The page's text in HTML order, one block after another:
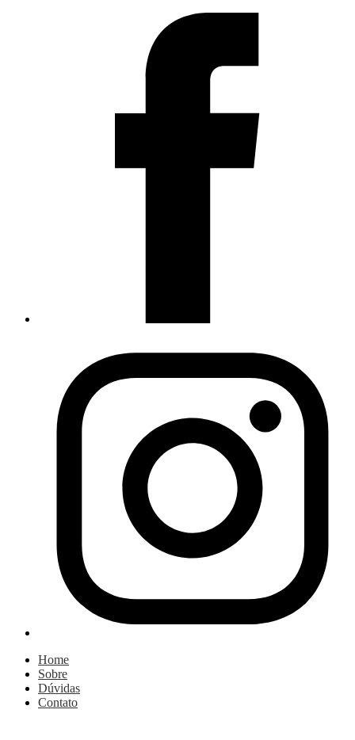
Home
Sobre
Dúvidas
Contato